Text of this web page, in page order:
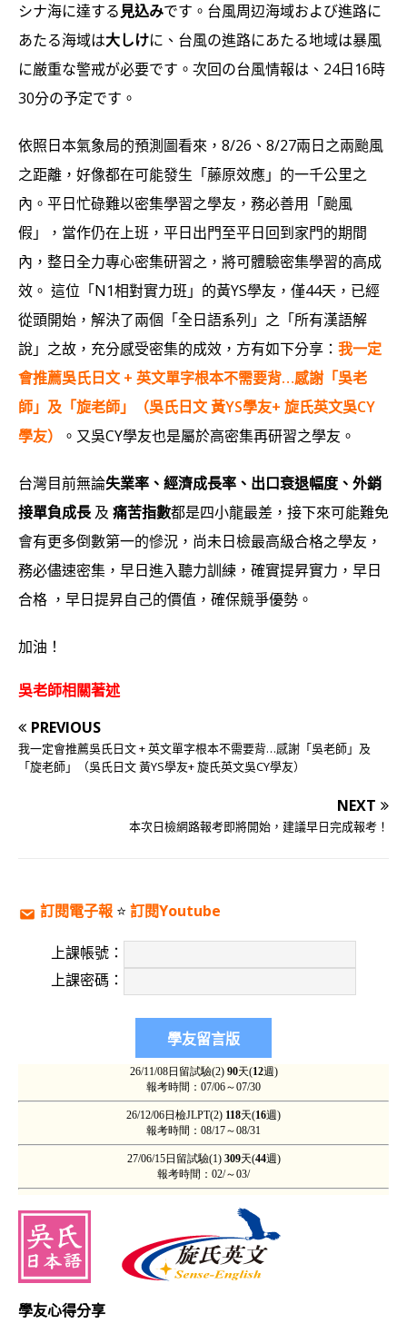
シナ海に達する見込みです。台風周辺海域および進路に
あたる海域は大しけに、台風の進路にあたる地域は暴風
に厳重な警戒が必要です。次回の台風情報は、24日16時
30分の予定です。
依照日本氣象局的預測圖看來，8/26、8/27兩日之兩颱風
之距離，好像都在可能發生 「藤原效應」的一千公里之
內。平日忙碌難以密集學習之學友，務必善用「颱風
假」，當作仍在上班，平日出門至平日回到家門的期間
內，整日全力專心密集研習之，將可體驗密集學習的高成
效。 這位「N1相對實力班」的黃YS學友，僅44天，已經
從頭開始，解決了兩個「全日語系列」之「所有漢語解
說」之故，充分感受密集的成效，方有如下分享： 我一定
會推薦吳氏日文 + 英文單字根本不需要背…感謝「吳老
師」及「旋老師」（吳氏日文 黃YS學友+ 旋氏英文吳CY
學友）
。又吳CY學友也是屬於高密集再研習之學友。
台灣目前無論失業率、經濟成長率、出口衰退幅度、外銷
接單負成長 及 痛苦指數都是四小龍最差，接下來可能難免
會有更多倒數第一的慘況， 尚未日檢最高級合格之學友，
務必儘速密集，早日進入聽力訓練，確實提昇實力，早日
合格 ，早日提昇自己的價值，確保競爭優勢。
加油！
吳老師相關著述
PREVIOUS
我一定會推薦吳氏日文 + 英文單字根本不需要背…感謝「吳老師」及
「旋老師」（吳氏日文 黃YS學友+ 旋氏英文吳CY學友）
NEXT
本次日檢網路報考即將開始，建議早日完成報考！
訂閱電子報 ⭐️ 訂閱Youtube
上課帳號：
上課密碼：
學友心得分享